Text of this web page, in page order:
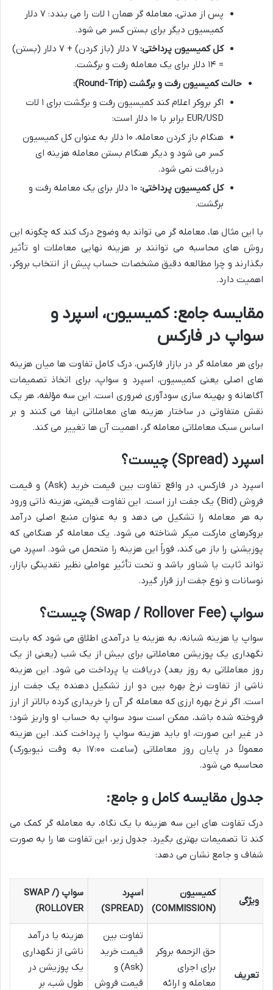
پس از مدتی، معامله گر همان ۱ لات را می بندد: ۷ دلار
کمیسیون دیگر برای بستن کسر می شود.
کل کمیسیون پرداختی:
۷ دلار (باز کردن) + ۷ دلار (بستن)
= ۱۴ دلار برای یک معامله رفت و برگشت.
حالت کمیسیون رفت و برگشت (Round-Trip):
اگر بروکر اعلام کند کمیسیون رفت و برگشت برای ۱ لات
EUR/USD برابر با ۱۰ دلار است:
هنگام باز کردن معامله، ۱۰ دلار به عنوان کل کمیسیون
کسر می شود و دیگر هنگام بستن معامله هزینه ای
دریافت نمی شود.
کل کمیسیون پرداختی:
۱۰ دلار برای یک معامله رفت و
برگشت.
با این مثال ها، معامله گر می تواند به وضوح درک کند که چگونه این
روش های محاسبه می توانند بر هزینه نهایی معاملات او تأثیر
بگذارند و چرا مطالعه دقیق مشخصات حساب پیش از انتخاب بروکر،
اهمیت دارد.
مقایسه جامع: کمیسیون، اسپرد و
سواپ در فارکس
برای هر معامله گر در بازار فارکس، درک کامل تفاوت ها میان هزینه
های اصلی یعنی کمیسیون، اسپرد و سواپ، برای اتخاذ تصمیمات
آگاهانه و بهینه سازی سودآوری ضروری است. این سه مؤلفه، هر یک
نقش متفاوتی در ساختار هزینه های معاملاتی ایفا می کنند و بر
اساس سبک معاملاتی معامله گر، اهمیت آن ها تغییر می کند.
اسپرد (Spread) چیست؟
اسپرد در فارکس، در واقع تفاوت بین قیمت خرید (Ask) و قیمت
فروش (Bid) یک جفت ارز است. این تفاوت قیمتی، هزینه ذاتی ورود
به هر معامله را تشکیل می دهد و به عنوان منبع اصلی درآمد
بروکرهای مارکت میکر شناخته می شود. یک معامله گر هنگامی که
پوزیشنی را باز می کند، فوراً این هزینه را متحمل می شود. اسپرد می
تواند ثابت یا شناور باشد و تحت تأثیر عواملی نظیر نقدینگی بازار،
نوسانات و نوع جفت ارز قرار گیرد.
سواپ (Swap / Rollover Fee) چیست؟
سواپ یا هزینه شبانه، به هزینه یا درآمدی اطلاق می شود که بابت
نگهداری یک پوزیشن معاملاتی برای بیش از یک شب (یعنی از یک
روز معاملاتی به روز بعد) دریافت یا پرداخت می شود. این هزینه
ناشی از تفاوت نرخ بهره بین دو ارز تشکیل دهنده یک جفت ارز
است. اگر نرخ بهره ارزی که معامله گر آن را خریداری کرده بالاتر از ارز
فروخته شده باشد، ممکن است سود سواپ به حساب او واریز شود؛
در غیر این صورت، او باید هزینه سواپ را پرداخت کند. این هزینه
معمولاً در پایان روز معاملاتی (ساعت ۱۷:۰۰ به وقت نیویورک)
محاسبه می شود.
جدول مقایسه کامل و جامع:
درک تفاوت های این سه هزینه با یک نگاه، به معامله گر کمک می
کند تا تصمیمات بهتری بگیرد. جدول زیر، این تفاوت ها را به صورت
شفاف و جامع نشان می دهد:
ویژگی
کمیسیون
(COMMISSION)
اسپرد
(SPREAD)
سواپ (SWAP /
ROLLOVER)
تعریف
حق الزحمه بروکر
برای اجرای
معامله و ارائه
تفاوت بین
قیمت خرید
(Ask) و
قیمت فروش
هزینه یا درآمد
ناشی از نگهداری
یک پوزیشن در
طول شب، بر